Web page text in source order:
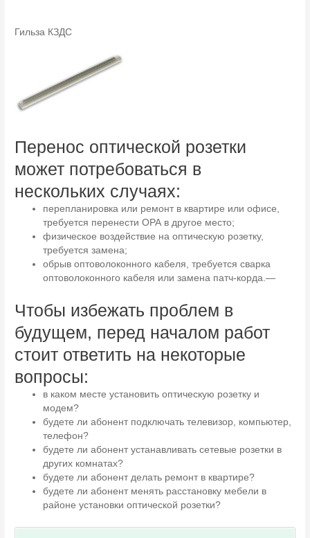
Гильза КЗДС
Перенос оптической розетки
может потребоваться в
нескольких случаях:
перепланировка или ремонт в квартире или офисе,
требуется перенести ОРА в другое место;
физическое воздействие на оптическую розетку,
требуется замена;
обрыв оптоволоконного кабеля, требуется сварка
оптоволоконного кабеля или замена патч-корда.—
Чтобы избежать проблем в
будущем, перед началом работ
стоит ответить на некоторые
вопросы:
в каком месте установить оптическую розетку и
модем?
будете ли абонент подключать телевизор, компьютер,
телефон?
будете ли абонент устанавливать сетевые розетки в
других комнатах?
будете ли абонент делать ремонт в квартире?
будете ли абонент менять расстановку мебели в
районе установки оптической розетки?